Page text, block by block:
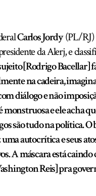
Carlos Jordy(PL/RJ)
da Alerj, e
[Rodrigo Bacellar]
na cadeira,
diálogo e não
monstruosa e ele acha
são tudo na política. O
autocrítica e seus
A máscara está caindo
Reis] pra